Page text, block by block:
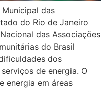
das
do Rio de Janeiro
das Associações
do Brasil
dos
de energia. O
energia em áreas